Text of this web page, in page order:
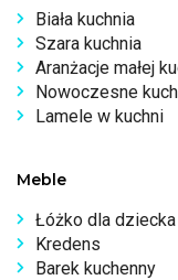
Biała kuchnia
Szara kuchnia
Aranżacje małej
Nowoczesne
Lamele w kuchni
Meble
Łóżko dla dziecka
Kredens
Barek kuchenny